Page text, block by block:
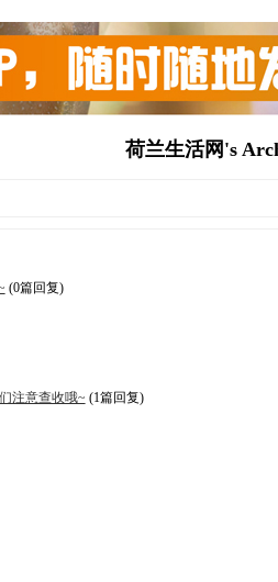
荷兰生活网's
(0篇回复)
注意查收哦~ (1篇回复)